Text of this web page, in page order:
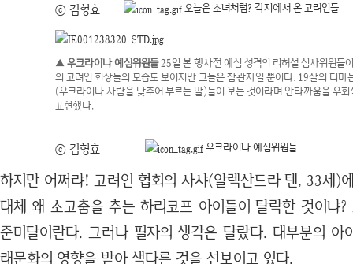
ⓒ 김형효 오늘은 소녀처럼? 각지에서 온 고려인들
▲ 우크라이나 예심위원들25일 본 행사전 예심 성격의 리허설 심사위원들
의 고려인 회장들의 모습도 보이지만 그들은 참관자일 뿐이다. 19살의 디마
(우크라이나 사람을 낮추어 부르는 말)들이 보는 것이라며 안타까움을 우회
표현했다.
ⓒ 김형효 우크라이나 예심위원들
하지만 어쩌랴! 고려인 협회의 사샤(알렉산드라 텐, 33세)
대체 왜 소고춤을 추는 하리코프 아이들이 탈락한 것이냐
준미달이란다. 그러나 필자의 생각은 달랐다. 대부분의 아
래문화의 영향을 받아 색다른 것을 선보이고 있다.